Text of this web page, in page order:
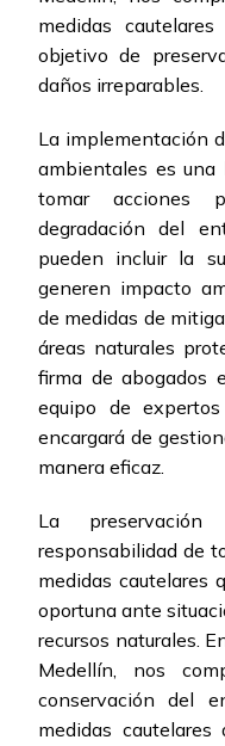
medidas
objetivo de
daños irreparables.
La implementación
ambientales es una
tomar acciones
degradación del
pueden incluir la
generen impacto
de medidas de
áreas naturales
firma de abogados
equipo de
encargará de
manera eficaz.
La
responsabilidad de
medidas cautelares
oportuna ante
recursos naturales.
Medellín, nos
conservación del
medidas